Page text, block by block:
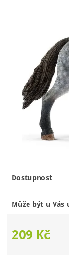
Dostupnost
Může být u Vás
209 Kč